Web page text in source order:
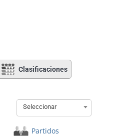
Clasificaciones
Seleccionar
Partidos